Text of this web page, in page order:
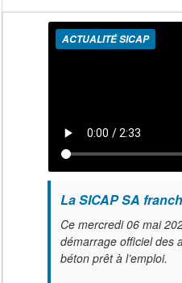
ACTUALITÉ SICAP
La SICAP SA
Ce mercredi 06 mai
démarrage officiel des
béton prêt à l’emploi.